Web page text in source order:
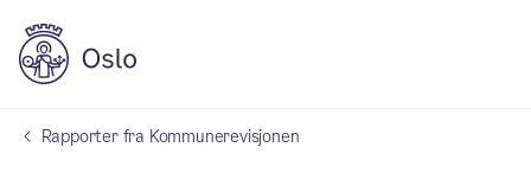
Rapporter fra Kommunerevisjonen